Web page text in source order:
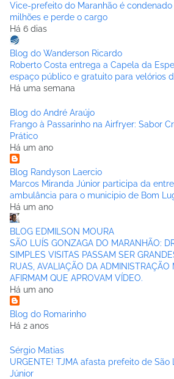
Vice-prefeito do Maranhão é condenado
milhões e perde o cargo
Há 6 dias
Blog do Wanderson Ricardo
Roberto Costa entrega a Capela da
espaço público e gratuito para velórios
Há uma semana
Blog do André Araújo
Frango à Passarinho na Airfryer: Sabor
Prático
Há um ano
Blog Randyson Laercio
Marcos Miranda Júnior participa da
ambulância para o municipio de Bom
Há um ano
BLOG EDMILSON MOURA
SÃO LUÍS GONZAGA DO MARANHÃO:
SIMPLES VISITAS PASSAM SER
RUAS, AVALIAÇÃO DA ADMINISTRAÇÃO
AFIRMAM QUE APROVAM VÍDEO.
Há um ano
Blog do Romarinho
Há 2 anos
Sérgio Matias
URGENTE! TJMA afasta prefeito de São
Júnior